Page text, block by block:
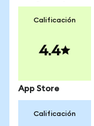
Calificación
4.4
App Store
Calificación